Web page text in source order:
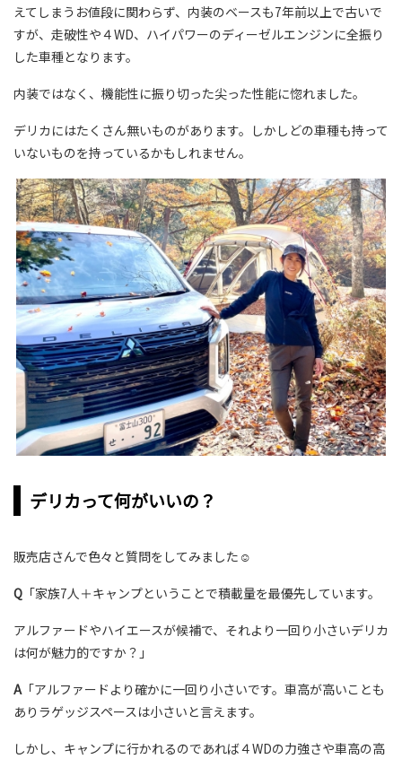
えてしまうお値段に関わらず、内装のベースも7年前以上で古いで
すが、走破性や４WD、ハイパワーのディーゼルエンジンに全振り
した車種となります。
内装ではなく、機能性に振り切った尖った性能に惚れました。
デリカにはたくさん無いものがあります。しかしどの車種も持って
いないものを持っているかもしれません。
デリカって何がいいの？
販売店さんで色々と質問をしてみました☺
Q 「家族7人＋キャンプということで積載量を最優先しています。
アルファードやハイエースが候補で、それより一回り小さいデリカ
は何が魅力的ですか？」
A「アルファードより確かに一回り小さいです。車高が高いことも
ありラゲッジスペースは小さいと言えます。
しかし、キャンプに行かれるのであれば４WDの力強さや車高の高